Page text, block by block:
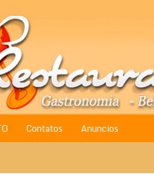
Contatos Anuncios